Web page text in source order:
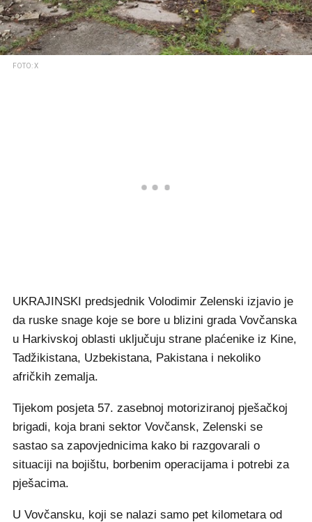
FOTO: X
UKRAJINSKI predsjednik Volodimir Zelenski izjavio je
da ruske snage koje se bore u blizini grada Vovčanska
u Harkivskoj oblasti uključuju strane plaćenike iz Kine,
Tadžikistana, Uzbekistana, Pakistana i nekoliko
afričkih zemalja.
Tijekom posjeta 57. zasebnoj motoriziranoj pješačkoj
brigadi, koja brani sektor Vovčansk, Zelenski se
sastao sa zapovjednicima kako bi razgovarali o
situaciji na bojištu, borbenim operacijama i potrebi za
pješacima.
U Vovčansku, koji se nalazi samo pet kilometara od